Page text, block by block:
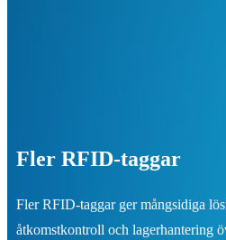
Fler RFID-taggar
Fler RFID-taggar ger mångsidiga
åtkomstkontroll och lagerhantering